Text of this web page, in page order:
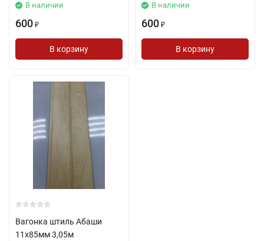
В наличии
600 ₽
В корзину
В наличии
600 ₽
В корзину
Вагонка штиль Абаши
11х85мм 3,05м